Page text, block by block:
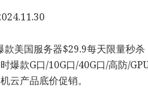
美国服务器$29.9每天限量秒杀
爆款G口/10G口/40G口/高防/
云产品底价促销。